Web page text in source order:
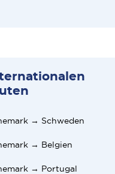
→ Schweden
→ Belgien
→ Portugal